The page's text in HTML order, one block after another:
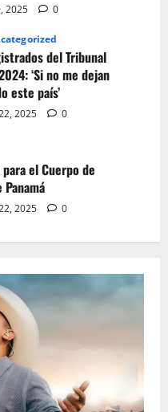
2025 0
del Tribunal
‘Si no me dejan
este país’
2025 0
el Cuerpo de
2025 0